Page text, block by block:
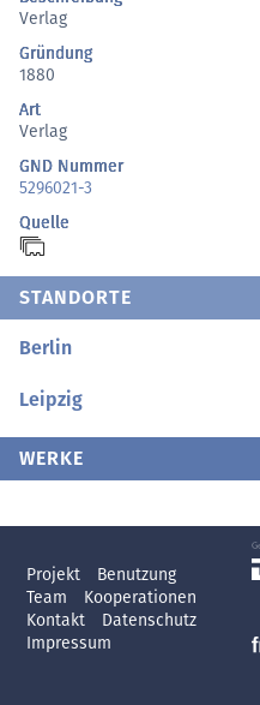
Verlag
Gründung
1880
Art
Verlag
GND Nummer
5296021-3
Quelle
STANDORTE
Berlin
Leipzig
WERKE
Projekt
Benutzung
Team
Kooperationen
Kontakt
Datenschutz
Impressum